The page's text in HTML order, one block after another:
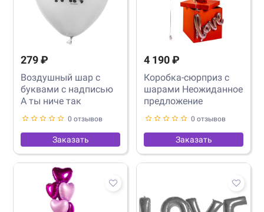
279 ₽
Воздушный шар с
буквами с надписью
А ты ниче так
0 отзывов
Заказать
4 190 ₽
Коробка-сюрприз с
шарами Неожиданное
предложение
0 отзывов
Заказать